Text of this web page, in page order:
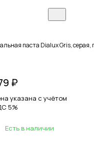
паста Dialux Gris, серая,
₽
указана с учётом
5%
Есть в наличии